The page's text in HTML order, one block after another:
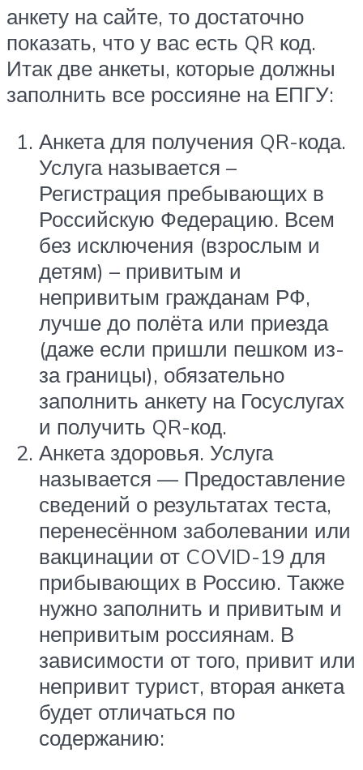
анкету на сайте, то достаточно
показать, что у вас есть QR код.
Итак две анкеты, которые должны
заполнить все россияне на ЕПГУ:
Анкета для получения QR-кода.
Услуга называется –
Регистрация пребывающих в
Российскую Федерацию. Всем
без исключения (взрослым и
детям) – привитым и
непривитым гражданам РФ,
лучше до полёта или приезда
(даже если пришли пешком из-
за границы), обязательно
заполнить анкету на Госуслугах
и получить QR-код.
Анкета здоровья. Услуга
называется — Предоставление
сведений о результатах теста,
перенесённом заболевании или
вакцинации от COVID-19 для
прибывающих в Россию. Также
нужно заполнить и привитым и
непривитым россиянам. В
зависимости от того, привит или
непривит турист, вторая анкета
будет отличаться по
содержанию: